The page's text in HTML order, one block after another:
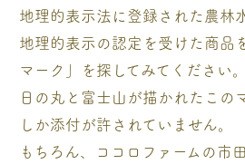
地理的表示法に登録された農林
地理的表示の認定を受けた商品
マーク」を探してみてください。
日の丸と富士山が描かれたこの
しか添付が許されていません。
もちろん、ココロファームの市